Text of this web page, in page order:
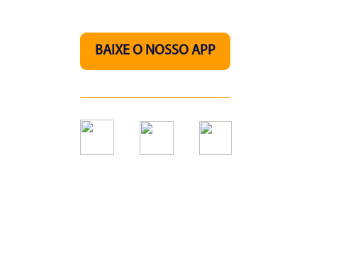
BAIXE O NOSSO APP